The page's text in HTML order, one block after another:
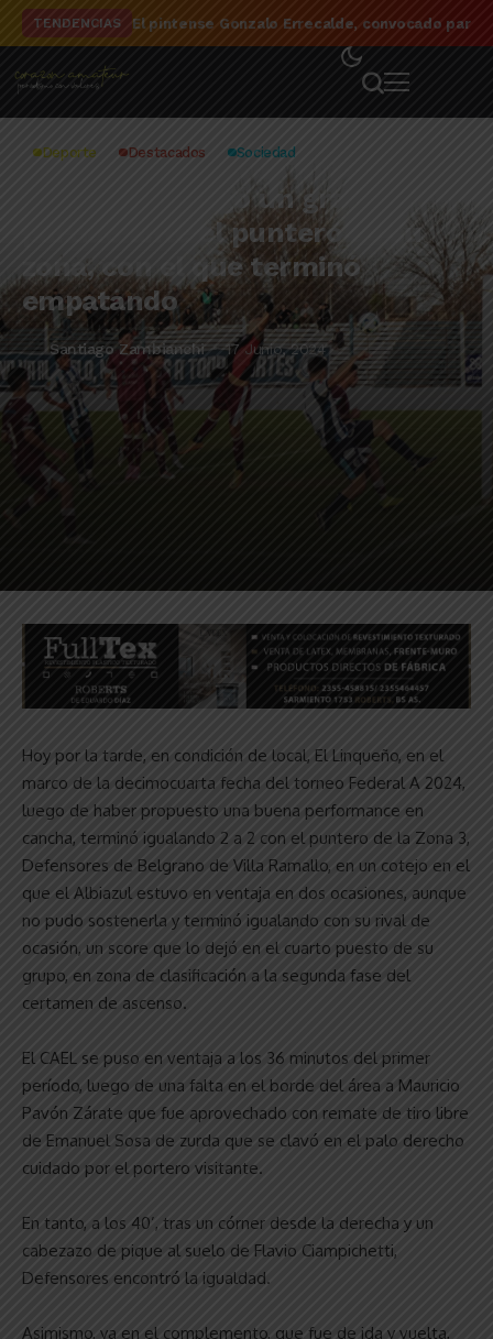
TENDENCIAS El detalle de la campaña de El Linqueño en el
Deporte Destacados Sociedad
El Linqueño jugó un gran
partido ante el puntero de su
zona, con el que terminó
empatando
Santiago Zambianchi 17 Junio, 2024
Hoy por la tarde, en condición de local, El Linqueño, en el
marco de la decimocuarta fecha del torneo Federal A 2024,
luego de haber propuesto una buena performance en
cancha, terminó igualando 2 a 2 con el puntero de la Zona 3,
Defensores de Belgrano de Villa Ramallo, en un cotejo en el
que el Albiazul estuvo en ventaja en dos ocasiones, aunque
no pudo sostenerla y terminó igualando con su rival de
ocasión, un score que lo dejó en el cuarto puesto de su
grupo, en zona de clasificación a la segunda fase del
certamen de ascenso.
El CAEL se puso en ventaja a los 36 minutos del primer
período, luego de una falta en el borde del área a Mauricio
Pavón Zárate que fue aprovechado con remate de tiro libre
de Emanuel Sosa de zurda que se clavó en el palo derecho
cuidado por el portero visitante.
En tanto, a los 40’, tras un córner desde la derecha y un
cabezazo de pique al suelo de Flavio Ciampichetti,
Defensores encontró la igualdad.
Asimismo, ya en el complemento, que fue de ida y vuelta,